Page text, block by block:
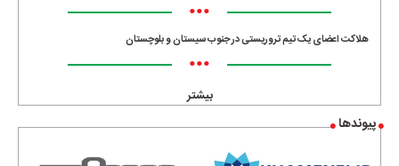
•••
هلاکت اعضای یک تیم تروریستی در جنوب سیستان و بلوچستان
•••
بیشتر
پیوندها